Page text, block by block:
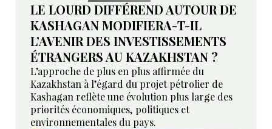
LE LOURD DIFFÉREND AUTOUR DE
KASHAGAN MODIFIERA-T-IL
L’AVENIR DES INVESTISSEMENTS
ÉTRANGERS AU KAZAKHSTAN ?
L’approche de plus en plus affirmée du
Kazakhstan à l’égard du projet pétrolier de
Kashagan reflète une évolution plus large des
priorités économiques, politiques et
environnementales du pays.